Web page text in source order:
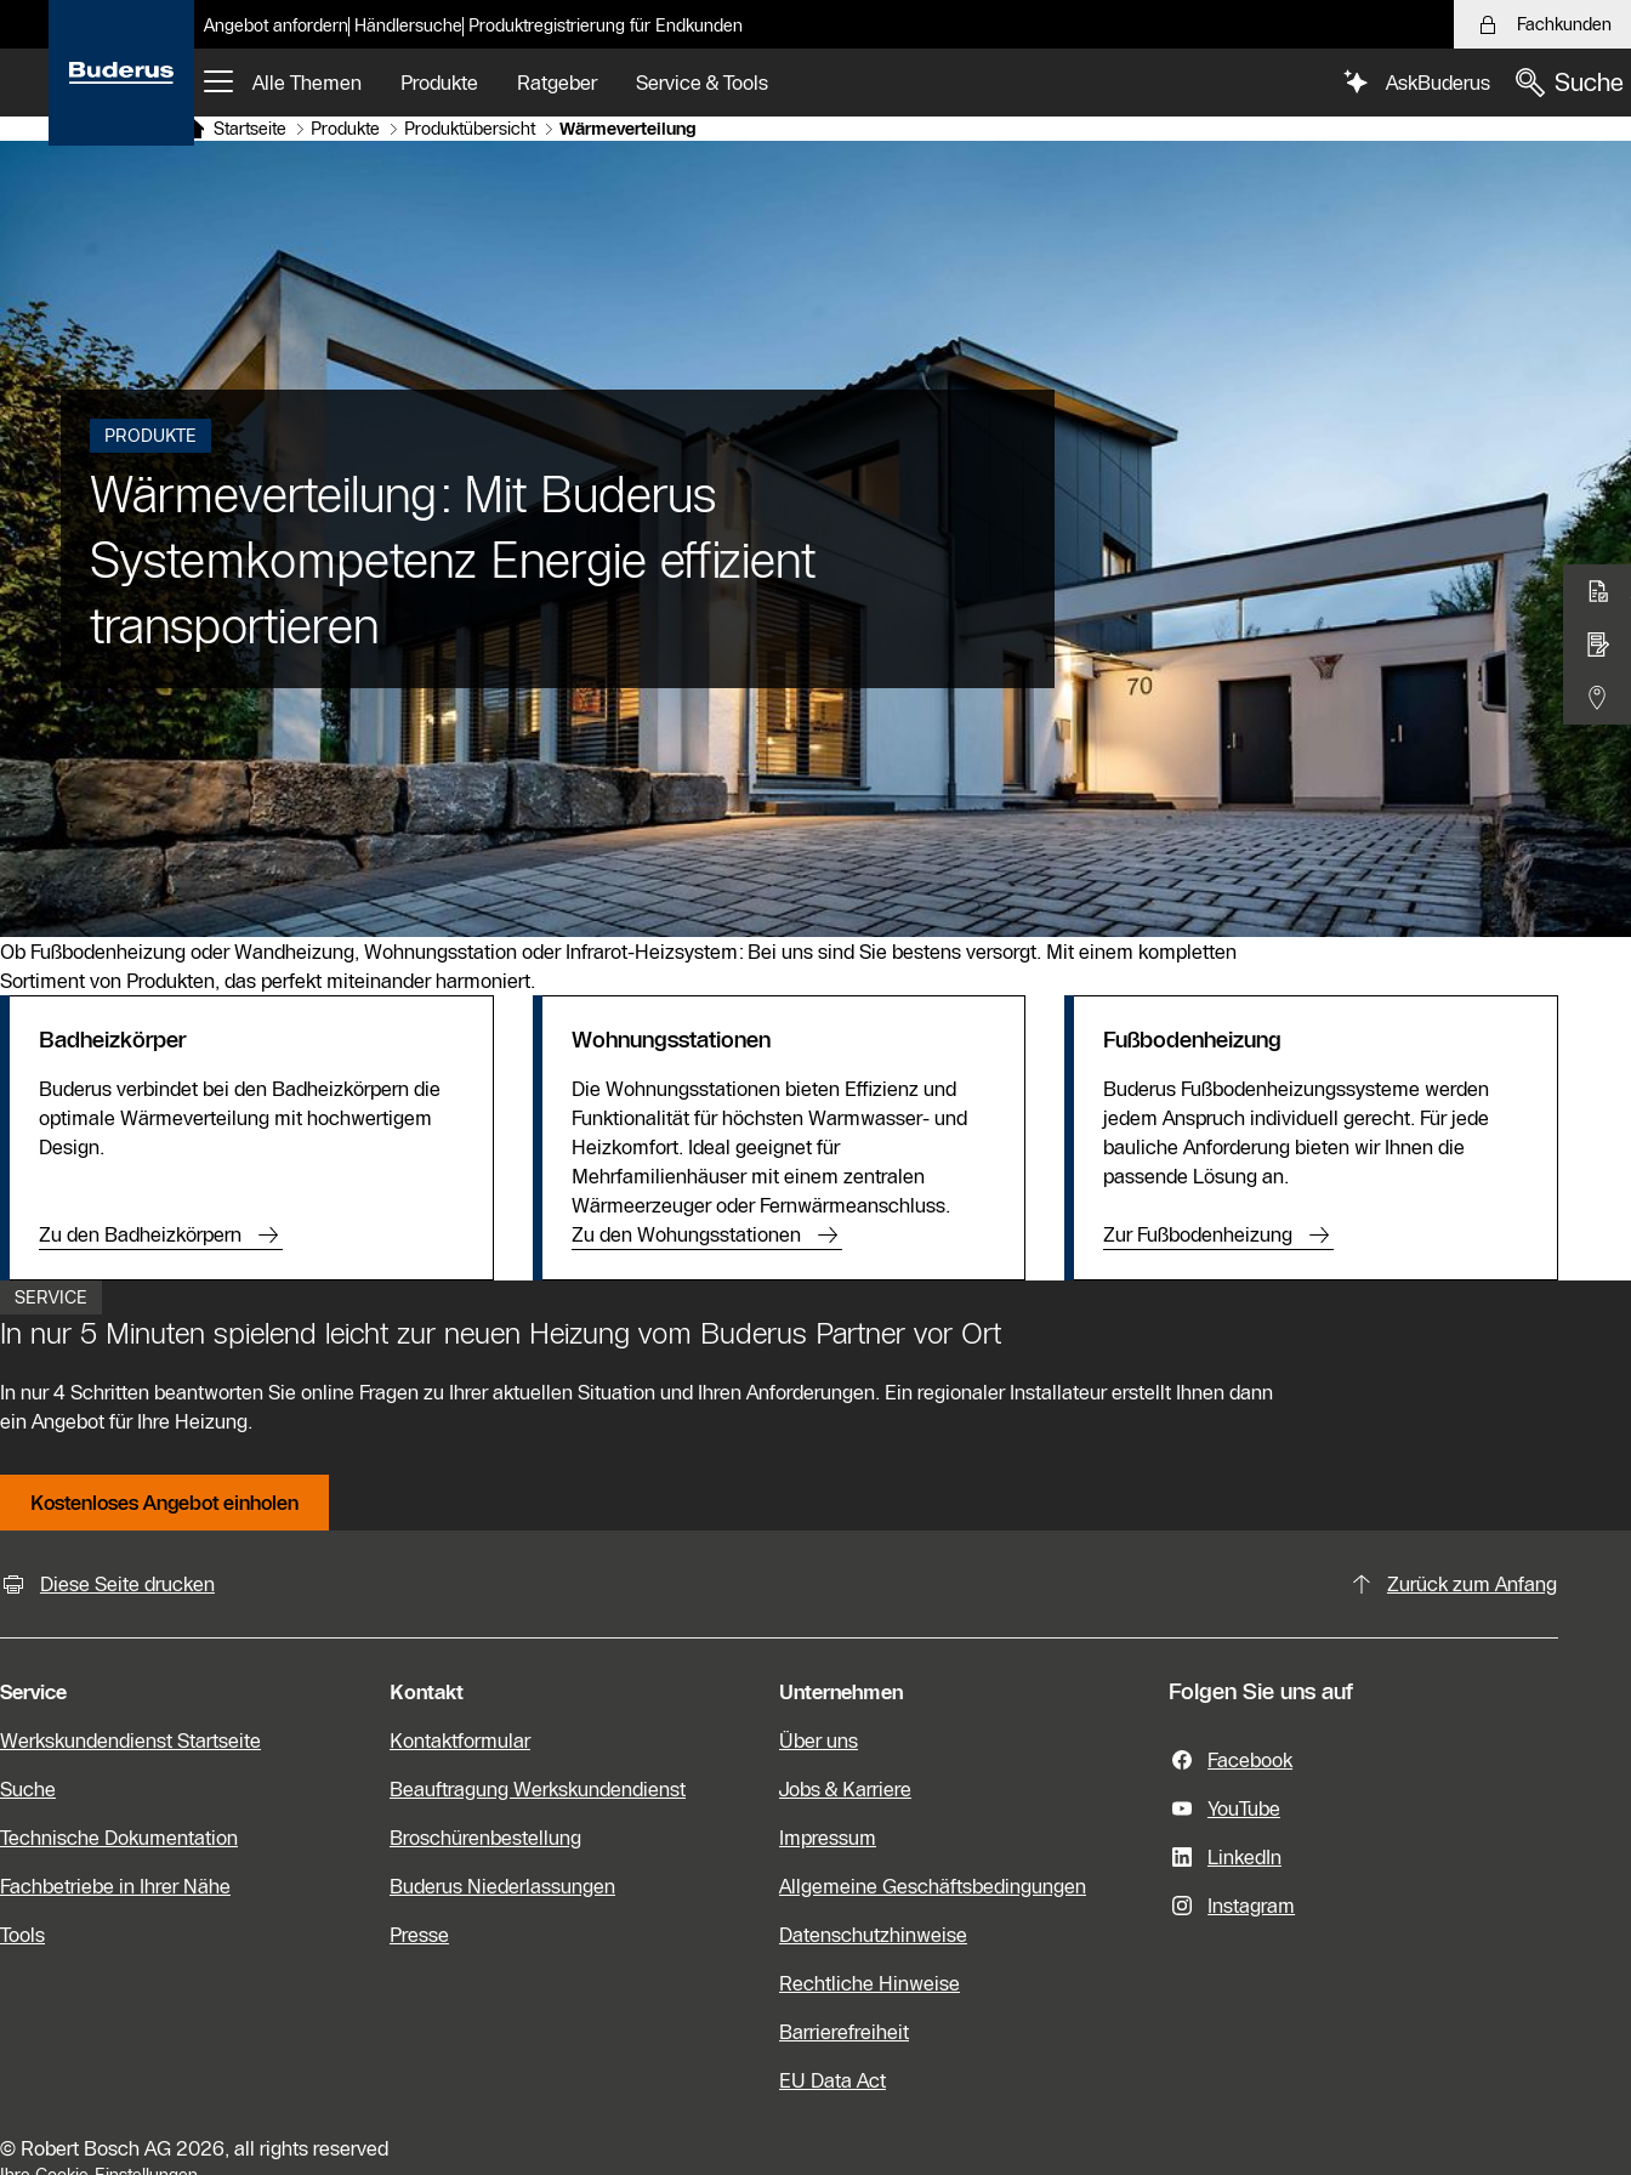
Angebot anfordern Händlersuche Produktregistrierung für Endkunden Fachkunden
Alle Themen Produkte Ratgeber Service & Tools AskBuderus Suche
Startseite Produkte Produktübersicht Wärmeverteilung
PRODUKTE
Wärmeverteilung: Mit Buderus
Systemkompetenz Energie effizient
transportieren
Ob Fußbodenheizung oder Wandheizung, Wohnungsstation oder Infrarot-Heizsystem: Bei uns sind Sie bestens versorgt. Mit einem kompletten
Sortiment von Produkten, das perfekt miteinander harmoniert.
Badheizkörper
Buderus verbindet bei den Badheizkörpern die
optimale Wärmeverteilung mit hochwertigem
Design.
Zu den Badheizkörpern
Wohnungsstationen
Die Wohnungsstationen bieten Effizienz und
Funktionalität für höchsten Warmwasser- und
Heizkomfort. Ideal geeignet für
Mehrfamilienhäuser mit einem zentralen
Wärmeerzeuger oder Fernwärmeanschluss.
Zu den Wohungsstationen
Fußbodenheizung
Buderus Fußbodenheizungssysteme werden
jedem Anspruch individuell gerecht. Für jede
bauliche Anforderung bieten wir Ihnen die
passende Lösung an.
Zur Fußbodenheizung
SERVICE
In nur 5 Minuten spielend leicht zur neuen Heizung vom Buderus Partner vor Ort
In nur 4 Schritten beantworten Sie online Fragen zu Ihrer aktuellen Situation und Ihren Anforderungen. Ein regionaler Installateur erstellt Ihnen dann
ein Angebot für Ihre Heizung.
Kostenloses Angebot einholen
Diese Seite drucken Zurück zum Anfang
Service
Werkskundendienst Startseite
Suche
Technische Dokumentation
Fachbetriebe in Ihrer Nähe
Tools
Kontakt
Kontaktformular
Beauftragung Werkskundendienst
Broschürenbestellung
Buderus Niederlassungen
Presse
Unternehmen
Über uns
Jobs & Karriere
Impressum
Allgemeine Geschäftsbedingungen
Datenschutzhinweise
Rechtliche Hinweise
Barrierefreiheit
EU Data Act
Folgen Sie uns auf
Facebook
YouTube
LinkedIn
Instagram
© Robert Bosch AG 2026, all rights reserved